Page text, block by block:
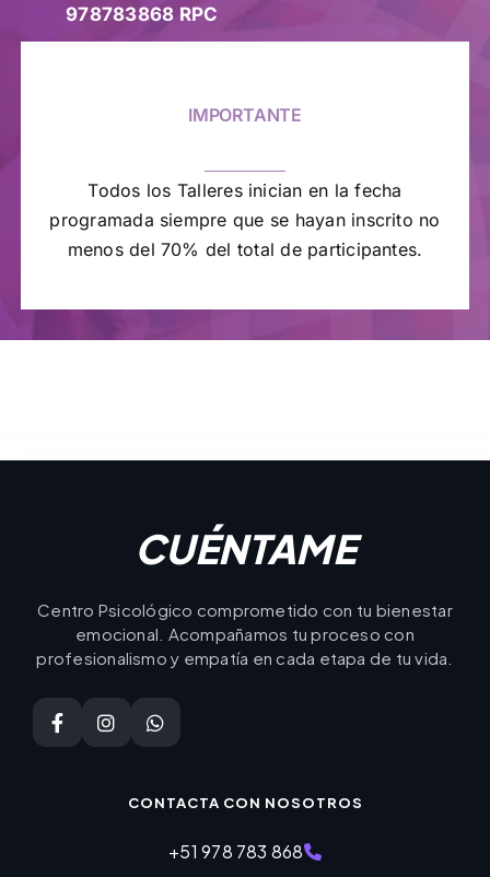
978783868 RPC
IMPORTANTE
Todos los Talleres inician en la fecha
programada siempre que se hayan inscrito no
menos del 70% del total de participantes.
CUÉNTAME
Centro Psicológico comprometido con tu bienestar
emocional. Acompañamos tu proceso con
profesionalismo y empatía en cada etapa de tu vida.
CONTACTA CON NOSOTROS
+51 978 783 868